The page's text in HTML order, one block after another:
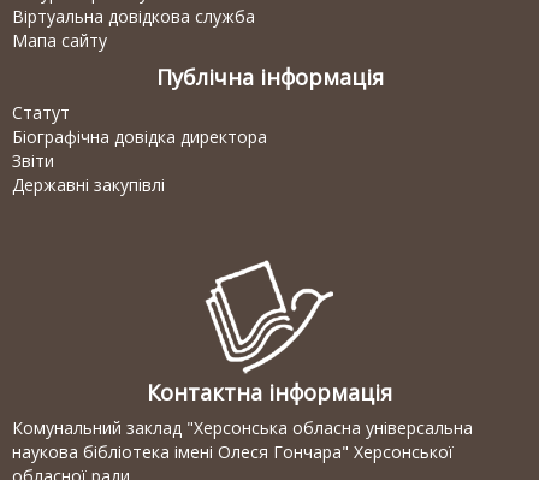
Віртуальна довідкова служба
Мапа сайту
Публічна інформація
Статут
Біографічна довідка директора
Звіти
Державні закупівлі
Контактна інформація
Комунальний заклад "Херсонська обласна універсальна
наукова бібліотека імені Олеся Гончара" Херсонської
обласної ради